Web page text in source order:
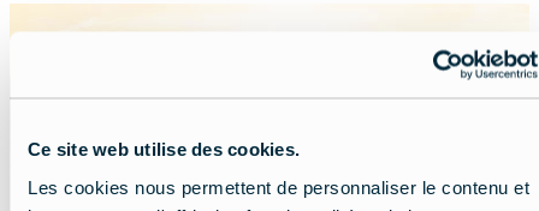
Ce site web utilise des cookies.
Les cookies nous permettent de personnaliser le contenu et
image